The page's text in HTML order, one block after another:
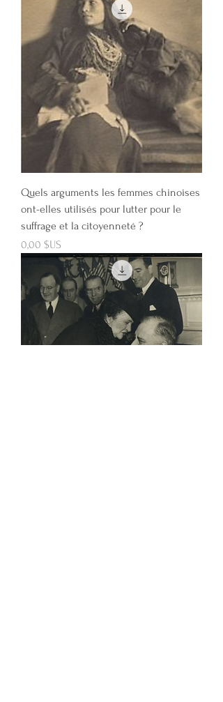
Quels arguments les femmes chinoises
ont-elles utilisés pour lutter pour le
suffrage et la citoyenneté ?
Prix
0,00 $US